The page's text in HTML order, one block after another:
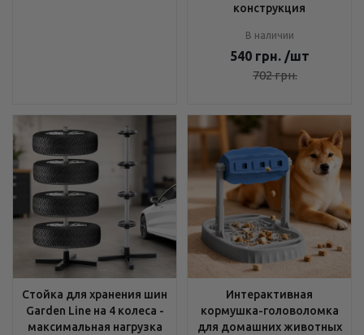
конструкция
В наличии
540 грн. /шт
702грн.
Стойка для хранения шин
Garden Line на 4 колеса -
максимальная нагрузка
Интерактивная
кормушка-головоломка
для домашних животных